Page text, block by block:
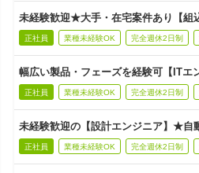
未経験歓迎★大手・在宅案件あり【組
正社員 業種未経験OK 完全週休2日制
幅広い製品・フェーズを経験可【IT
正社員 業種未経験OK 完全週休2日制
未経験歓迎の【設計エンジニア】★自
正社員 業種未経験OK 完全週休2日制